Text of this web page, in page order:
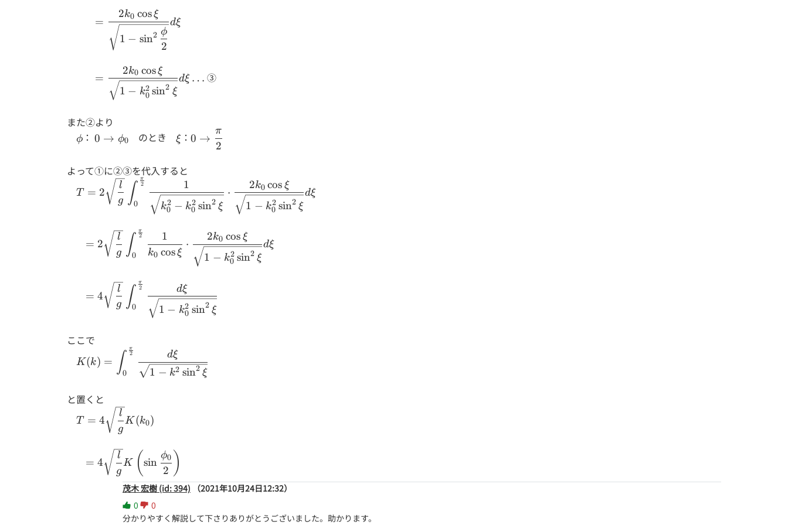
{2}}} d\xi
= \dfrac{2k_0
\cos{\xi}}{\sqrt{1-
\sin^2{\dfrac{\phi}
=
1 − sin2
2
ϕ
2k0 cosξ
dξ
\dfrac{2k_0
\cos{\xi}}
k_0^2
\sin^2{\xi}}}
=
1 − k0
2 sin2 ξ
2k0 cosξ
dξ … ③
また②より
\phi
ϕ ： 0
0 → ϕ0 のとき \xi
ξ： 0
\rightarrow
0 →
2
π
よって①に②③を代入すると
T=2\sqrt{\dfrac{l}
{g}} \displaystyle
\int_{0}^{\frac{\pi}
{\sqrt{k_0^2 - k_0^2
\sin^2{\xi}}} \cdot
\cos{\xi}}{\sqrt{1-
k_0^2 \sin^2{\xi}}}
T = 2
g
l ∫0
2
π
k0
2 − k0
2 sin2 ξ
1
⋅
1 − k0
2 sin2 ξ
2k0 cos ξ
dξ
=2\sqrt{\dfrac{l}
{g}} \displaystyle
\int_{0}^{\frac{\pi}
{k_0\cos{\xi}}
\cdot \dfrac{2k_0
\cos{\xi}}{\sqrt{1-
d\xi
= 2
g
l ∫0
2
π
k0 cosξ
1
⋅
1 − k0
2 sin2 ξ
2k0 cos ξ
dξ
=4\sqrt{\dfrac{l}
{g}} \displaystyle
\int_{0}^{\frac{\pi}
{\sqrt{1- k_0^2
\sin^2{\xi}}}
= 4
g
l ∫0
2
π
1 − k0
2 sin2 ξ
dξ
ここで
K(k) = \displaystyle
\int_{0}^{\frac{\pi}
{2}} \dfrac{d\xi}
{\sqrt{1- k^2
\sin^2{\xi}}}
K(k) = ∫0
2
π
1 − k2 sin2 ξ
dξ
と置くと
T=4\sqrt{\dfrac{l}
{g}} K(k_0)
T = 4
g
l
K (k0)
=4\sqrt{\dfrac{l}{g}}
K\left(\sin{\dfrac{\phi_0}
{2}}\right)
= 4
g
l
K ( sin
2
ϕ0 )
茂木 宏樹 (id: 394)
（2021年10月24日12:32）
0
0
分かりやすく解説して下さりありがとうございました。助かります。